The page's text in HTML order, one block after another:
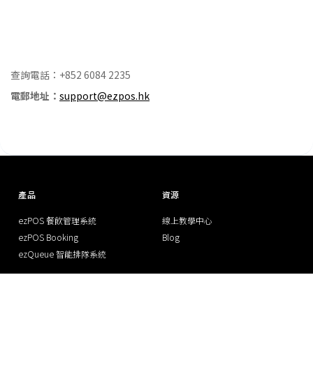
查詢電話：+852 6084 2235
電郵地址： support@ezpos.hk
產品
ezPOS 餐飲管理系統
ezPOS Booking
ezQueue 智能排隊系統
資源
線上教學中心
Blog